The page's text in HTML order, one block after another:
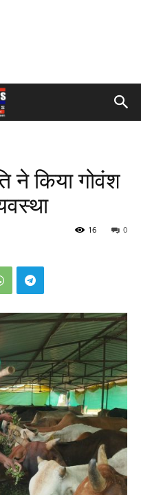
ने किया गोवंश
0
16